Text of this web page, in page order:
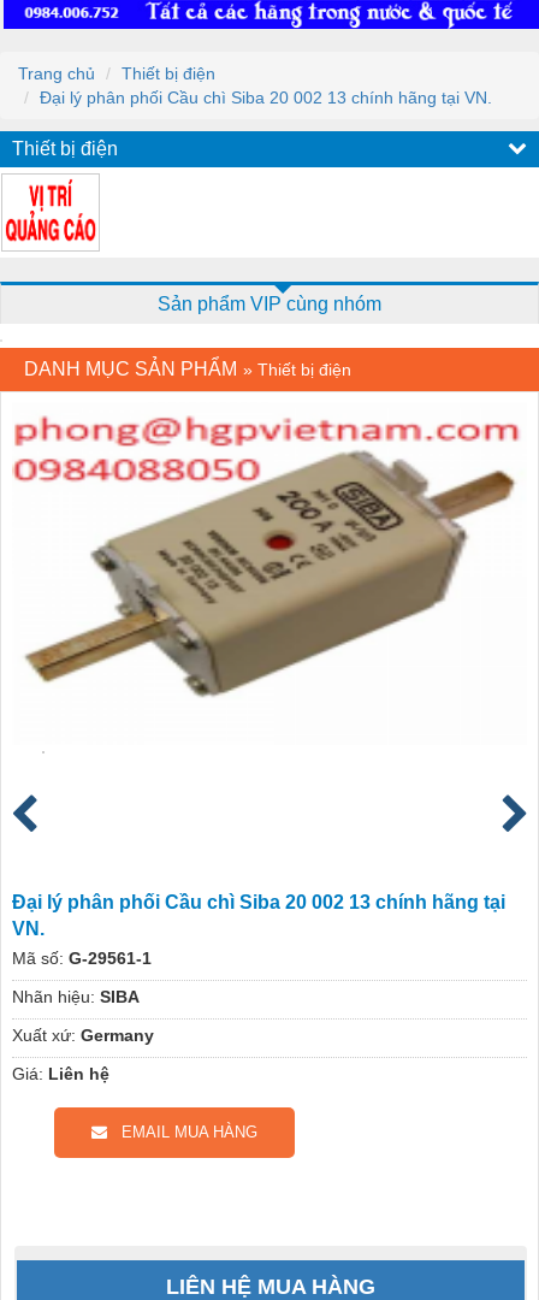
Trang chủ
Thiết bị điện
Đại lý phân phối Cầu chì Siba 20 002 13 chính hãng tại VN.
Thiết bị điện
Sản phẩm VIP cùng nhóm
DANH MỤC SẢN PHẨM » Thiết bị điện
Đại lý phân phối Cầu chì Siba 20 002 13 chính hãng tại
VN.
Mã số: G-29561-1
Nhãn hiệu: SIBA
Xuất xứ: Germany
Giá: Liên hệ
EMAIL MUA HÀNG
LIÊN HỆ MUA HÀNG